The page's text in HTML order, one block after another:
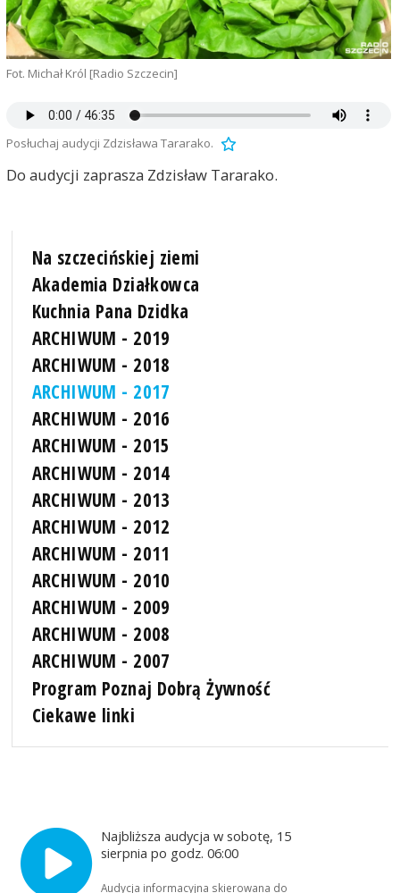
Fot. Michał Król [Radio Szczecin]
Posłuchaj audycji Zdzisława Tararako.
Do audycji zaprasza Zdzisław Tararako.
Na szczecińskiej ziemi
Akademia Działkowca
Kuchnia Pana Dzidka
ARCHIWUM - 2019
ARCHIWUM - 2018
ARCHIWUM - 2017
ARCHIWUM - 2016
ARCHIWUM - 2015
ARCHIWUM - 2014
ARCHIWUM - 2013
ARCHIWUM - 2012
ARCHIWUM - 2011
ARCHIWUM - 2010
ARCHIWUM - 2009
ARCHIWUM - 2008
ARCHIWUM - 2007
Program Poznaj Dobrą Żywność
Ciekawe linki
Najbliższa audycja w sobotę, 15
sierpnia po godz. 06:00
Audycja informacyjna skierowana do